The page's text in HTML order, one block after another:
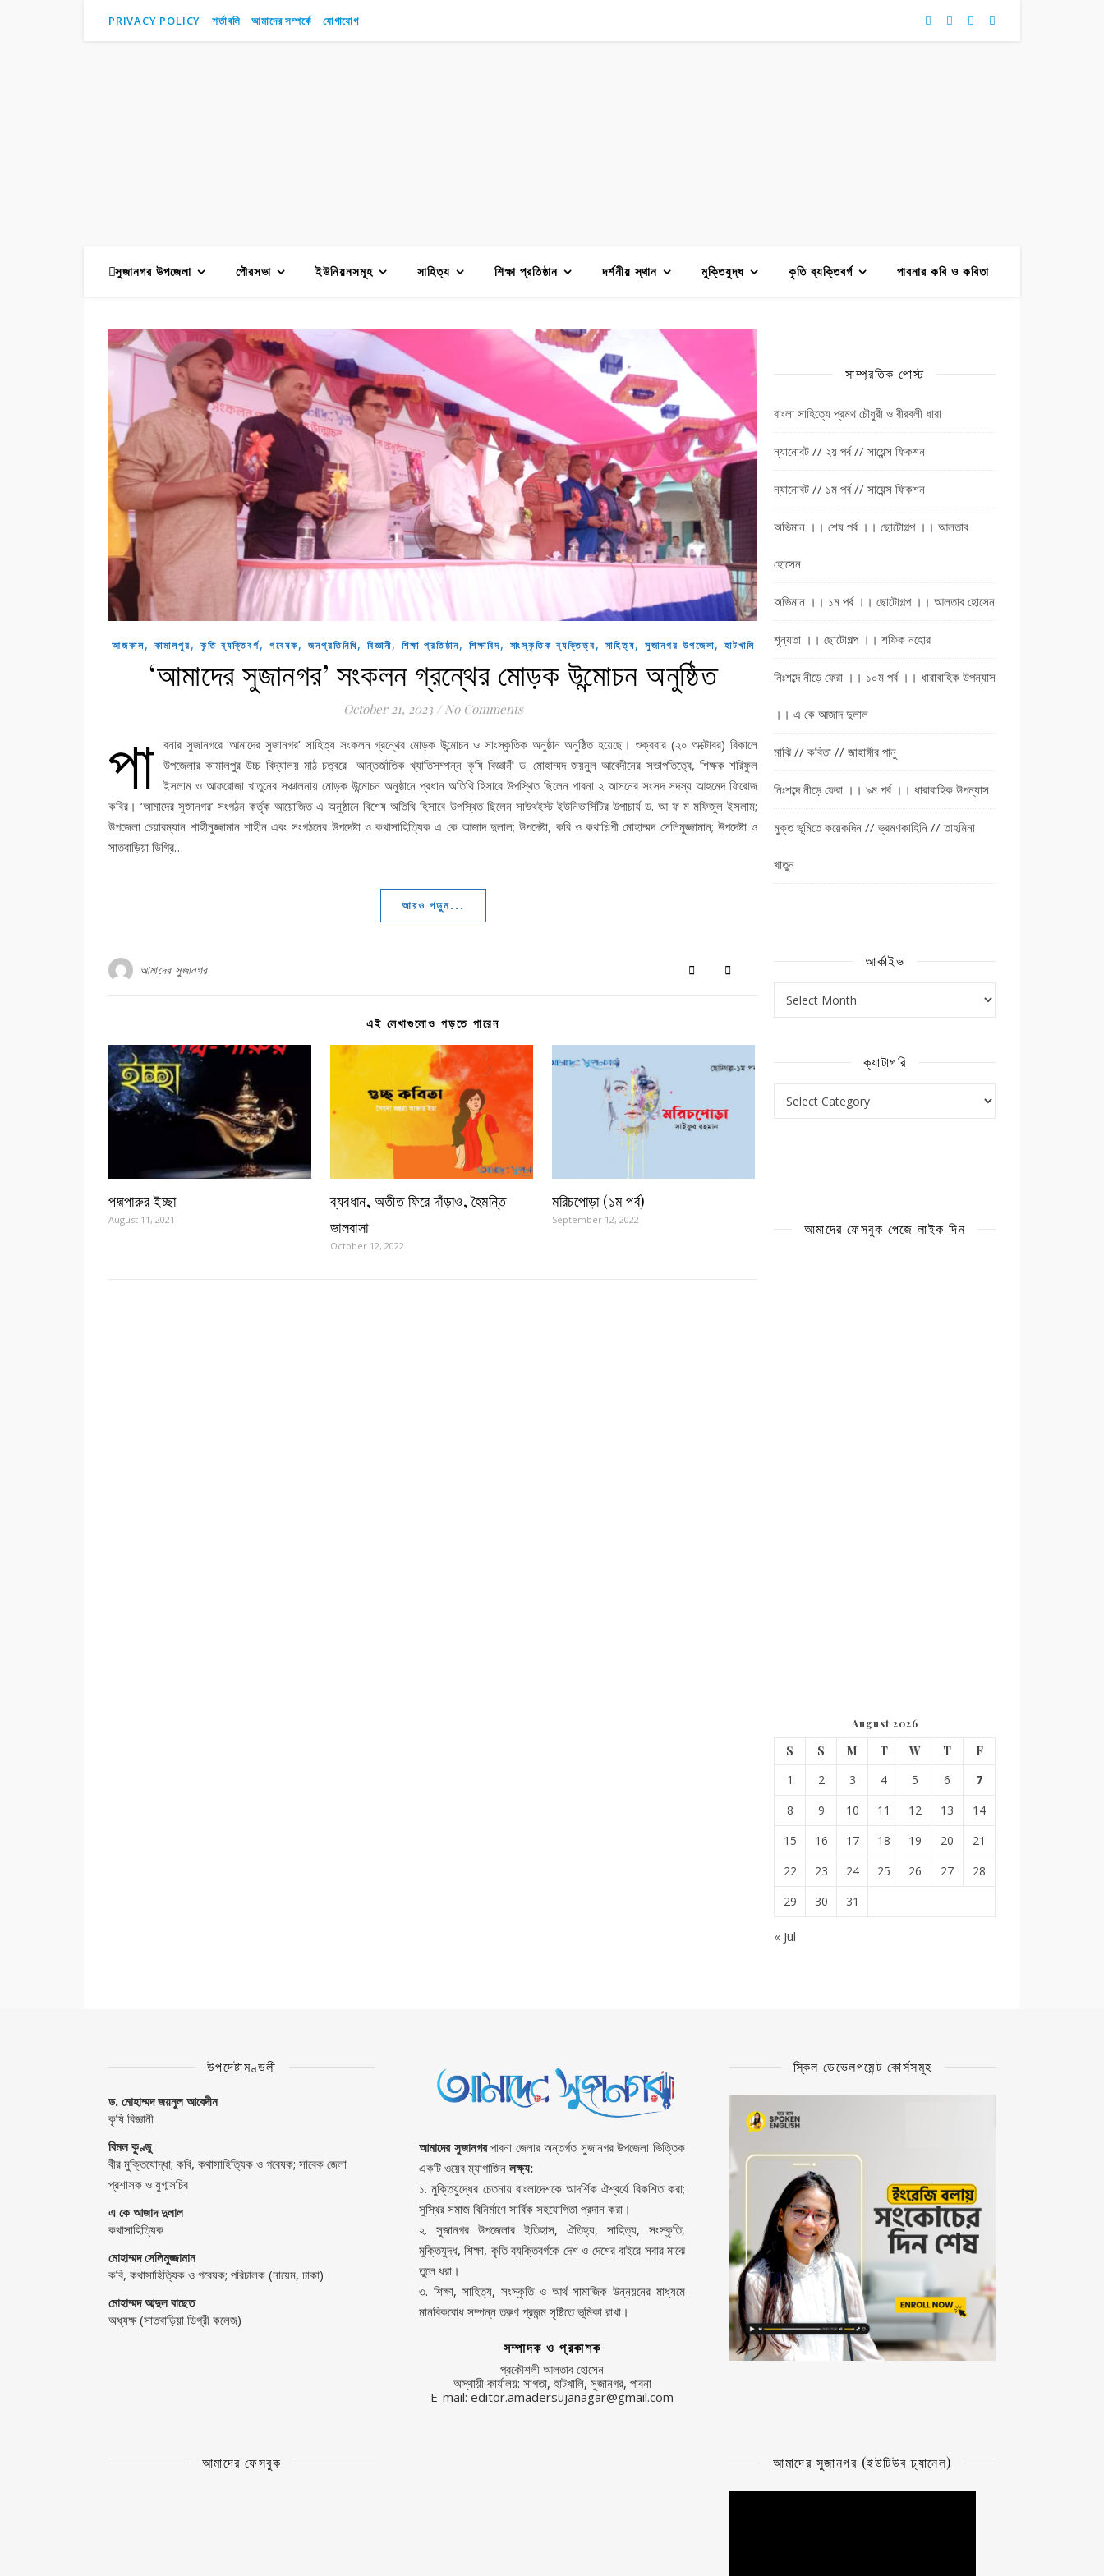
PRIVACY POLICY শর্তাবলি আমাদের সম্পর্কে যোগাযোগ
সুজানগর উপজেলা পৌরসভা ইউনিয়নসমূহ সাহিত্য শিক্ষা প্রতিষ্ঠান দর্শনীয় স্থান মুক্তিযুদ্ধ কৃতি ব্যক্তিবর্গ পাবনার কবি ও কবিতা
আজকাল, কামালপুর, কৃতি ব্যক্তিবর্গ, গবেষক, জনপ্রতিনিধি, বিজ্ঞানী, শিক্ষা প্রতিষ্ঠান, শিক্ষাবিদ, সাংস্কৃতিক ব্যক্তিত্ব, সাহিত্য, সুজানগর উপজেলা, হাটখালি
‘আমাদের সুজানগর’ সংকলন গ্রন্থের মোড়ক উন্মোচন অনুষ্ঠিত
October 21, 2023 / No Comments
পা বনার সুজানগরে ‘আমাদের সুজানগর’ সাহিত্য সংকলন গ্রন্থের মোড়ক উন্মোচন ও সাংস্কৃতিক অনুষ্ঠান অনুষ্ঠিত হয়েছে। শুক্রবার (২০ অক্টোবর) বিকালে
উপজেলার কামালপুর উচ্চ বিদ্যালয় মাঠ চত্বরে আন্তর্জাতিক খ্যাতিসম্পন্ন কৃষি বিজ্ঞানী ড. মোহাম্মদ জয়নুল আবেদীনের সভাপতিত্বে, শিক্ষক শরিফুল
ইসলাম ও আফরোজা খাতুনের সঞ্চালনায় মোড়ক উন্মোচন অনুষ্ঠানে প্রধান অতিথি হিসাবে উপস্থিত ছিলেন পাবনা ২ আসনের সংসদ সদস্য আহমেদ ফিরোজ
কবির। ‘আমাদের সুজানগর’ সংগঠন কর্তৃক আয়োজিত এ অনুষ্ঠানে বিশেষ অতিথি হিসাবে উপস্থিত ছিলেন সাউথইস্ট ইউনিভার্সিটির উপাচার্য ড. আ ফ ম মফিজুল ইসলাম;
উপজেলা চেয়ারম্যান শাহীনুজ্জামান শাহীন এবং সংগঠনের উপদেষ্টা ও কথাসাহিত্যিক এ কে আজাদ দুলাল; উপদেষ্টা, কবি ও কথাশিল্পী মোহাম্মদ সেলিমুজ্জামান; উপদেষ্টা ও
সাতবাড়িয়া ডিগ্রি…
আরও পড়ুন...
আমাদের সুজানগর
এই লেখাগুলোও পড়তে পারেন
পদ্মপারুর ইচ্ছা
August 11, 2021
ব্যবধান, অতীত ফিরে দাঁড়াও, হৈমন্তি
ভালবাসা
October 12, 2022
মরিচপোড়া (১ম পর্ব)
September 12, 2022
সাম্প্রতিক পোস্ট
বাংলা সাহিত্যে প্রমথ চৌধুরী ও বীরবলী ধারা
ন্যানোবট // ২য় পর্ব // সায়েন্স ফিকশন
ন্যানোবট // ১ম পর্ব // সায়েন্স ফিকশন
অভিমান ।। শেষ পর্ব ।। ছোটোগল্প ।। আলতাব
হোসেন
অভিমান ।। ১ম পর্ব ।। ছোটোগল্প ।। আলতাব হোসেন
শূন্যতা ।। ছোটোগল্প ।। শফিক নহোর
নিঃশব্দে নীড়ে ফেরা ।। ১০ম পর্ব ।। ধারাবাহিক উপন্যাস
।। এ কে আজাদ দুলাল
মাঝি // কবিতা // জাহাঙ্গীর পানু
নিঃশব্দে নীড়ে ফেরা ।। ৯ম পর্ব ।। ধারাবাহিক উপন্যাস
মুক্ত ভূমিতে কয়েকদিন // ভ্রমণকাহিনি // তাহমিনা
খাতুন
আর্কাইভ
ক্যাটাগরি
আমাদের ফেসবুক পেজে লাইক দিন
August 2026
S S M T W T
F
1
2 3 4 5 6
7
8
9 10 11 12 13
14
15
16 17 18 19 20
21
22
23 24 25 26 27
28
29
30 31
« Jul
উপদেষ্টামণ্ডলী
ড. মোহাম্মদ জয়নুল আবেদীন
কৃষি বিজ্ঞানী
বিমল কুণ্ডু
বীর মুক্তিযোদ্ধা; কবি, কথাসাহিত্যিক ও গবেষক; সাবেক জেলা
প্রশাসক ও যুগ্মসচিব
এ কে আজাদ দুলাল
কথাসাহিত্যিক
মোহাম্মদ সেলিমুজ্জামান
কবি, কথাসাহিত্যিক ও গবেষক; পরিচালক (নায়েম, ঢাকা)
মোহাম্মদ আব্দুল বাছেত
অধ্যক্ষ (সাতবাড়িয়া ডিগ্রী কলেজ)
আমাদের সুজানগরপাবনা জেলার অন্তর্গত সুজানগর উপজেলা ভিত্তিক
একটি ওয়েব ম্যাগাজিন লক্ষ্য:
১. মুক্তিযুদ্ধের চেতনায় বাংলাদেশকে আদর্শিক ঐশ্বর্যে বিকশিত করা;
সুস্থির সমাজ বিনির্মাণে সার্বিক সহযোগিতা প্রদান করা।
২. সুজানগর উপজেলার ইতিহাস, ঐতিহ্য, সাহিত্য, সংস্কৃতি,
মুক্তিযুদ্ধ, শিক্ষা, কৃতি ব্যক্তিবর্গকে দেশ ও দেশের বাইরে সবার মাঝে
তুলে ধরা।
৩. শিক্ষা, সাহিত্য, সংস্কৃতি ও আর্থ-সামাজিক উন্নয়নের মাধ্যমে
মানবিকবোধ সম্পন্ন তরুণ প্রজন্ম সৃষ্টিতে ভূমিকা রাখা।
সম্পাদক ও প্রকাশক
প্রকৌশলী আলতাব হোসেন
অস্থায়ী কার্যালয়: সাগতা, হাটখালি, সুজানগর, পাবনা
E-mail: editor.amadersujanagar@gmail.com
স্কিল ডেভেলপমেন্ট কোর্সসমূহ
আমাদের ফেসবুক আমাদের সুজানগর (ইউটিউব চ্যানেল)